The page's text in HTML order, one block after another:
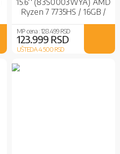
Ryzen 7 7735HS / 16GB /
4050 / Luna Grey
MP cena :128.499 RSD
123.999 RSD
UŠTEDA 4.500RSD